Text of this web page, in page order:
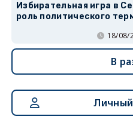
Избирательная игра в
роль политического
18/08/
В